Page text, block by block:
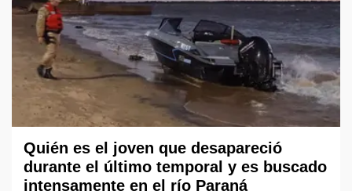
Quién es el joven que desapareció
durante el último temporal y es buscado
intensamente en el río Paraná